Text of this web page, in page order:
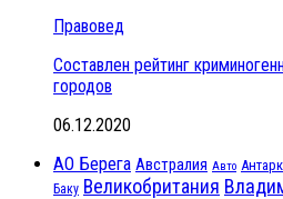
Правовед
Составлен рейтинг
городов
06.12.2020
АО Берега Австралия Авто
Баку Великобритания